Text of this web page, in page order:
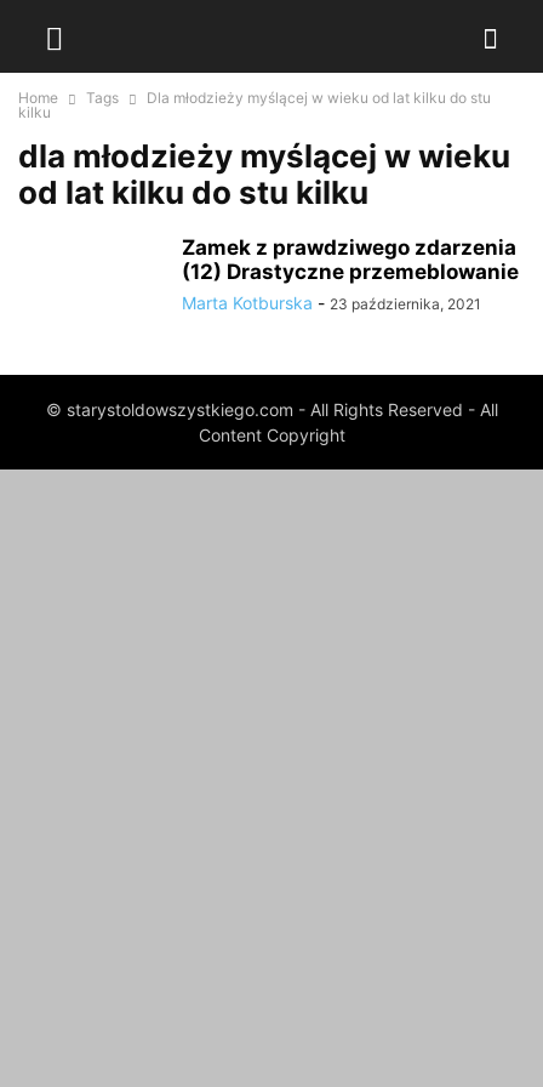
Home Tags
Dla młodzieży myślącej w wieku od lat kilku do stu
kilku
dla młodzieży myślącej w wieku
od lat kilku do stu kilku
Zamek z prawdziwego zdarzenia
(12) Drastyczne przemeblowanie
Marta Kotburska - 23 października, 2021
© starystoldowszystkiego.com - All Rights Reserved - All
Content Copyright